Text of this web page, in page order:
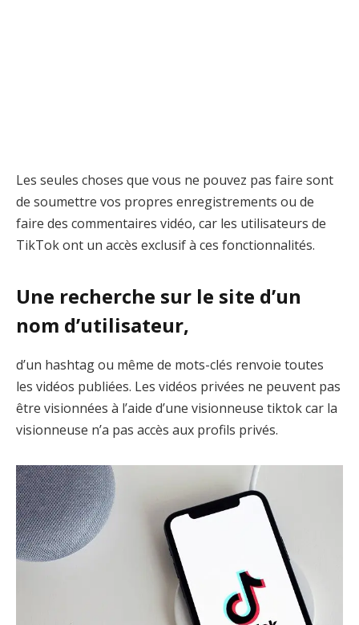
Les seules choses que vous ne pouvez pas faire sont
de soumettre vos propres enregistrements ou de
faire des commentaires vidéo, car les utilisateurs de
TikTok ont ​​un accès exclusif à ces fonctionnalités.
Une recherche sur le site d’un
nom d’utilisateur,
d’un hashtag ou même de mots-clés renvoie toutes
les vidéos publiées. Les vidéos privées ne peuvent pas
être visionnées à l’aide d’une visionneuse tiktok car la
visionneuse n’a pas accès aux profils privés.